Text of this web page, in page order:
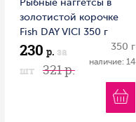
Рыбные наггетсы в
золотистой корочке
Fish DAY VICI 350 г
230 р. за
шт
321 р.
350 г
наличие: 14